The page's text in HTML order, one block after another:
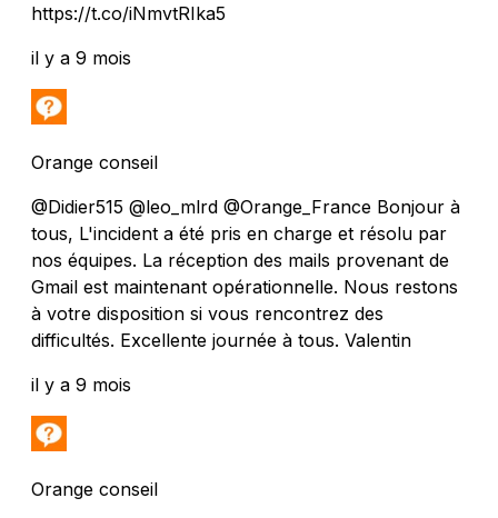
https://t.co/iNmvtRIka5
il y a 9 mois
Orange conseil
@Didier515 @leo_mlrd @Orange_France Bonjour à
tous, L'incident a été pris en charge et résolu par
nos équipes. La réception des mails provenant de
Gmail est maintenant opérationnelle. Nous restons
à votre disposition si vous rencontrez des
difficultés. Excellente journée à tous. Valentin
il y a 9 mois
Orange conseil